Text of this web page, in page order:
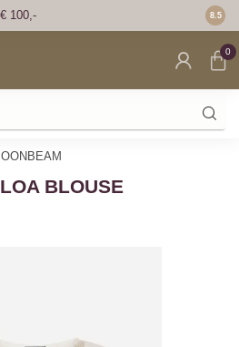
100,- Voor
8.5
0
BLOUSE